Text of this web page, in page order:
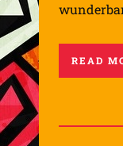
READ